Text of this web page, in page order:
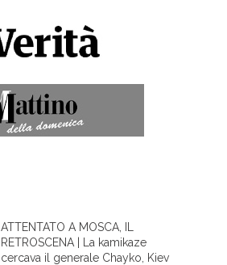
ATTENTATO A MOSCA, IL
RETROSCENA | La kamikaze
cercava il generale Chayko, Kiev